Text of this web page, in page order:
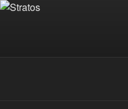
Zum